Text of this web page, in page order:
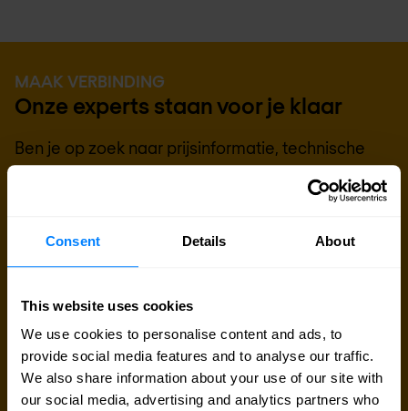
Consent Details About
This website uses cookies
We use cookies to personalise content and ads, to
provide social media features and to analyse our traffic.
We also share information about your use of our site with
our social media, advertising and analytics partners who
MAAK VERBINDING
Onze experts staan voor je klaar
Ben je op zoek naar prijsinformatie, technische
gegevens, support of een offerte op maat? Ons
staat klaar om je te
helpen.
Offerte aanvragen